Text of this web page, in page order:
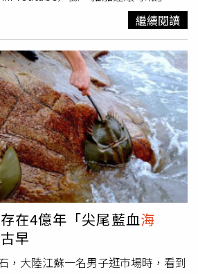
當局原本想先把牠運走，惟因其腐爛
危害到周邊人員的健康，已改為就地
明屍體現身，直呼「恐有天災將發
特）圖一年的2月，菲律賓南部的迪
現了長約4.5公尺的大型屍體，上面
律賓陸續出現「神秘海怪」的消
調查後，認為居民口中的巨型怪屍其
尚未得知是屬於何種品種，不過由於
海洋生物時，當地都會發生地震，因
恐，深怕真有天災將要發生。
希蘭島（Seram Island）上的一位37
Tuanakota），發現了這隻長15
起初，由於這神祕生物太過龐大，居
一艘小船」，不過隨著擱置時間越來
始發出惡臭，並且流出大量血水甚至
神祕迷生物的外觀難以辨識，有居民
魚的遺骸」，但也有居民認為是「巨
巨型魷魚，澳洲雪梨有居民先前在自
意外在沙灘上發現一隻大章魚，朝著
牠還會根據環境而變色，讓居民驚呼
民在海邊散步時，發現一隻體型不小
思議。（圖／翻攝自9News臉書）根
導，這起事件發生在2021年，來自
當時在拜倫灣(Byron Bay)華
散步，途中在沙灘上發現一隻
目測觸手至少有30公分，當時牠正在
繼續閱讀
在4億年「尖尾藍血海
早
，大陸江蘇一名男子逛市場時，看到